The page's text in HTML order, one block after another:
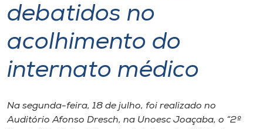
Portal de Ensino
Unoesc
Internacionalização
debatidos no
acolhimento do
internato médico
Na segunda-feira, 18 de julho, foi realizado no
Auditório Afonso Dresch, na Unoesc Joaçaba, o “2º